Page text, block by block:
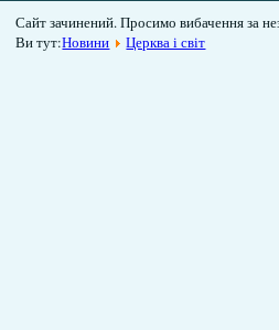
Сайт зачинений. Просимо вибачення за
Ви тут:Новини Церква і світ